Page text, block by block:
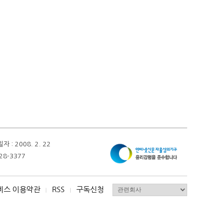
자 : 2008. 2. 22
3377
스 이용약관 I RSS I 구독신청